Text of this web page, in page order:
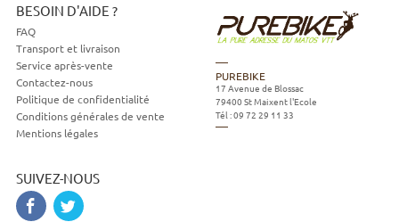
BESOIN D'AIDE ?
FAQ
Transport et livraison
Service après-vente
Contactez-nous
Politique de confidentialité
Conditions générales de vente
Mentions légales
SUIVEZ-NOUS
PUREBIKE
17 Avenue de Blossac
79400 St Maixent l'Ecole
Tél :09 72 29 11 33